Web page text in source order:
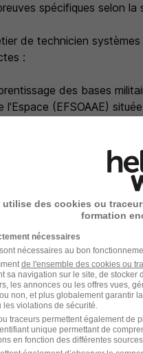
spécifiques selon la
de technicien
:
des bases
l'Espace (EFSOAAE)
: de 19 à 28
rémunérée
tests d'entrée en
l'Espace. À ce titre,
jusqu'à l'obtention des
du numérique -
par an
sur les tarifs SNCF pour
utilise des cookies ou
formation
nécessaires
nécessaires au bon
de l'ensemble des cookies ou
sa navigation sur le site, de
les annonces ou les offres vues,
non, et plus globalement garantir
violations de sécurité.
traceurs permettent également de
unique permettant de
en fonction des différentes sources